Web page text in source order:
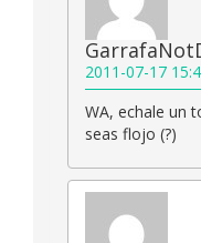
2011-07-17
WA, echale un
seas flojo (?)